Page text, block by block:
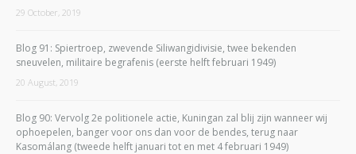
29 October, 2019
Blog 91: Spiertroep, zwevende Siliwangidivisie, twee bekenden
sneuvelen, militaire begrafenis (eerste helft februari 1949)
20 August, 2019
Blog 90: Vervolg 2e politionele actie, Kuningan zal blij zijn wanneer wij
ophoepelen, banger voor ons dan voor de bendes, terug naar
Kasomálang (tweede helft januari tot en met 4 februari 1949)